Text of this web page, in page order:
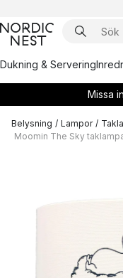
Dukning & Servering
Missa
Belysning / Lampor /
Moomin The Sky